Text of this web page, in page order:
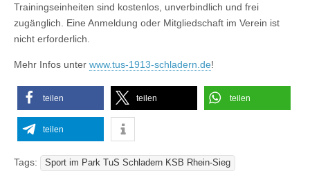
Trainingseinheiten sind kostenlos, unverbindlich und frei
zugänglich. Eine Anmeldung oder Mitgliedschaft im Verein ist
nicht erforderlich.
Mehr Infos unter www.tus-1913-schladern.de!
teilen teilen teilen
teilen
Tags: Sport im Park TuS Schladern KSB Rhein-Sieg